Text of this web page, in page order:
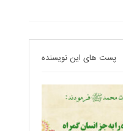
پست های این نویسنده